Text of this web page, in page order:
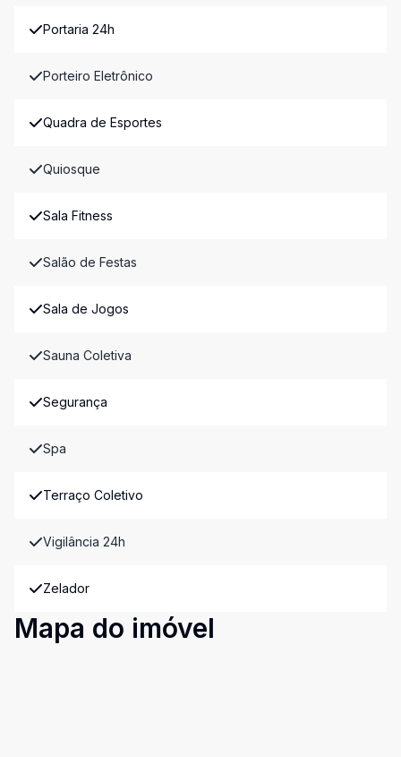
Portaria 24h
Porteiro Eletrônico
Quadra de Esportes
Quiosque
Sala Fitness
Salão de Festas
Sala de Jogos
Sauna Coletiva
Segurança
Spa
Terraço Coletivo
Vigilância 24h
Zelador
Mapa do imóvel